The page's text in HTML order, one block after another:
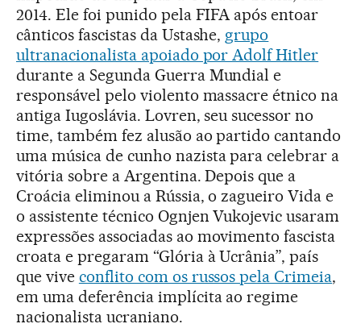
2014. Ele foi punido pela FIFA após entoar
cânticos fascistas da Ustashe, grupo
ultranacionalista apoiado por Adolf Hitler
durante a Segunda Guerra Mundial e
responsável pelo violento massacre étnico na
antiga Iugoslávia. Lovren, seu sucessor no
time, também fez alusão ao partido cantando
uma música de cunho nazista para celebrar a
vitória sobre a Argentina. Depois que a
Croácia eliminou a Rússia, o zagueiro Vida e
o assistente técnico Ognjen Vukojevic usaram
expressões associadas ao movimento fascista
croata e pregaram “Glória à Ucrânia”, país
que vive conflito com os russos pela Crimeia,
em uma deferência implícita ao regime
nacionalista ucraniano.